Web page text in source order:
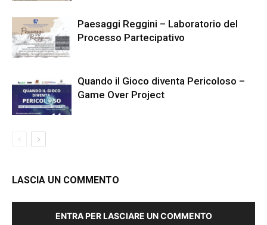
Paesaggi Reggini – Laboratorio del
Processo Partecipativo
Quando il Gioco diventa Pericoloso –
Game Over Project
LASCIA UN COMMENTO
ENTRA PER LASCIARE UN COMMENTO